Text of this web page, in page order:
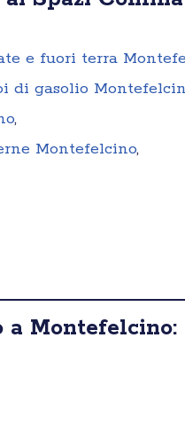
e fuori terra
di gasolio
,
Montefelcino,
Montefelcino: